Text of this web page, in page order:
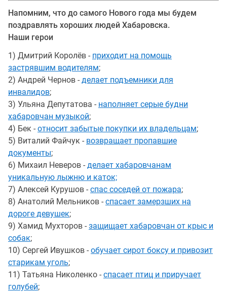
Напомним, что до самого Нового года мы будем
поздравлять хороших людей Хабаровска.
Наши герои
1) Дмитрий Королёв - приходит на помощь
застрявшим водителям;
2) Андрей Чернов - делает подъемники для
инвалидов;
3) Ульяна Депутатова - наполняет серые будни
хабаровчан музыкой;
4) Бек - относит забытые покупки их владельцам;
5) Виталий Файчук - возвращает пропавшие
документы;
6) Михаил Неверов - делает хабаровчанам
уникальную лыжню и каток;
7) Алексей Курушов - спас соседей от пожара;
8) Анатолий Мельников - спасает замерзших на
дороге девушек;
9) Хамид Мухторов - защищает хабаровчан от крыс и
собак;
10) Сергей Ивушков - обучает сирот боксу и привозит
старикам уголь;
11) Татьяна Николенко - спасает птиц и приручает
голубей;